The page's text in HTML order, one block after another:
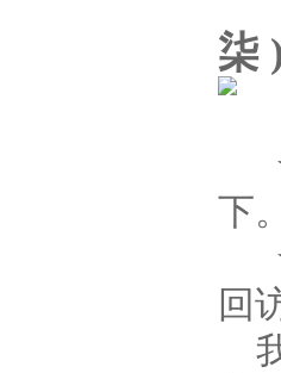
柒
★
下
★
回